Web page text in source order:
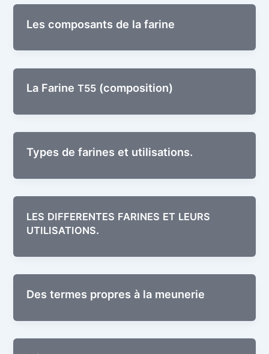
Les com­po­sants de la farine
La FarineT55 (com­po­si­tion)
Types de farines et utilisations.
LES DIFFERENTES FARINES ET LEURS
UTILISATIONS.
Des termes propres à la meunerie